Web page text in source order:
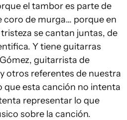
el tambor es parte de
coro de murga… porque en
se cantan juntas, de
Y tiene guitarras
guitarrista de
otros referentes de nuestra
que esta canción no intenta
representar lo que
sobre la canción.